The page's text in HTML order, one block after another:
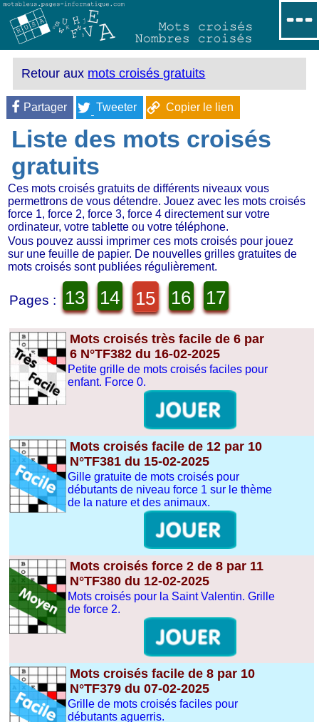
Retour aux mots croisés gratuits
Partager Tweeter Copier le lien
Liste des mots croisés
gratuits
Ces mots croisés gratuits de différents niveaux vous
permettrons de vous détendre. Jouez avec les mots croisés
force 1, force 2, force 3, force 4 directement sur votre
ordinateur, votre tablette ou votre téléphone.
Vous pouvez aussi imprimer ces mots croisés pour jouez
sur une feuille de papier. De nouvelles grilles gratuites de
mots croisés sont publiées régulièrement.
Pages : 13 14 15 16 17
Mots croisés très facile de 6 par
6 N°TF382 du 16-02-2025
Petite grille de mots croisés faciles pour
enfant. Force 0.
Mots croisés facile de 12 par 10
N°TF381 du 15-02-2025
Gille gratuite de mots croisés pour
débutants de niveau force 1 sur le thème
de la nature et des animaux.
Mots croisés force 2 de 8 par 11
N°TF380 du 12-02-2025
Mots croisés pour la Saint Valentin. Grille
de force 2.
Mots croisés facile de 8 par 10
N°TF379 du 07-02-2025
Grille de mots croisés faciles pour
débutants aguerris.